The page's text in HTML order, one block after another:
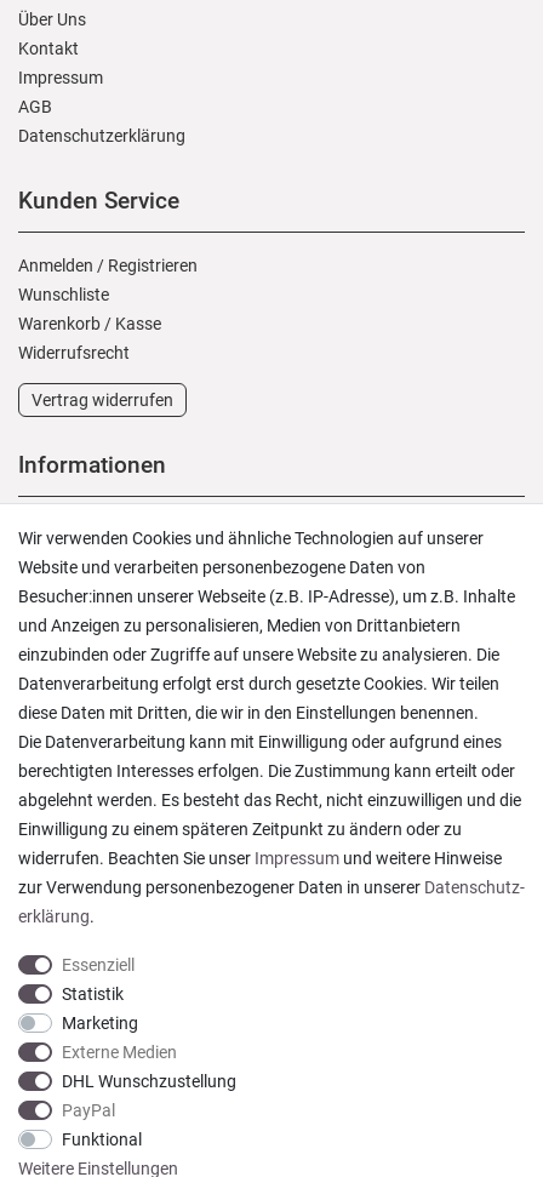
Über Uns
Kontakt
Impressum
AGB
Daten­schutz­erklärung
Kunden Service
Anmelden / Registrieren
Wunschliste
Warenkorb / Kasse
Widerrufs­recht
Vertrag widerrufen
Informationen
Versand und Zahlung
Rücksendungen
Lieferung in die Schweiz
Pflegesymbole
Lagerverkauf
Ratgeber & News
Ein einfach toller Service - prompte Lieferung und
sogar mit Pflegehinweis!
Datum der Veröffentlichung: 05.08.2026
Datum der Kauferfahrung: 29.07.2026
921 Bewertungen
Wir verwenden Cookies und ähnliche Technologien auf unserer
Website und verarbeiten personenbezogene Daten von
Besucher:innen unserer Webseite (z.B. IP-Adresse), um z.B. Inhalte
und Anzeigen zu personalisieren, Medien von Drittanbietern
einzubinden oder Zugriffe auf unsere Website zu analysieren. Die
Datenverarbeitung erfolgt erst durch gesetzte Cookies. Wir teilen
diese Daten mit Dritten, die wir in den Einstellungen benennen.
Die Datenverarbeitung kann mit Einwilligung oder aufgrund eines
berechtigten Interesses erfolgen. Die Zustimmung kann erteilt oder
abgelehnt werden. Es besteht das Recht, nicht einzuwilligen und die
Einwilligung zu einem späteren Zeitpunkt zu ändern oder zu
widerrufen. Beachten Sie unser Impressum und weitere Hinweise
zur Verwendung personenbezogener Daten in unserer Daten­schutz­
erklärung.
Essenziell
Statistik
Marketing
Externe Medien
DHL Wunschzustellung
PayPal
Funktional
Weitere Einstellungen